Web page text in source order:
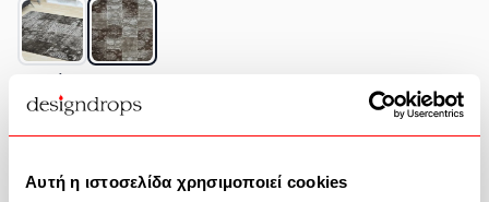
Αυτή η ιστοσελίδα χρησιμοποιεί cookies
Διαστάσεις:
200X300cm 240X300cm
Σε απόθεμα - Αποστολή σε 24-48